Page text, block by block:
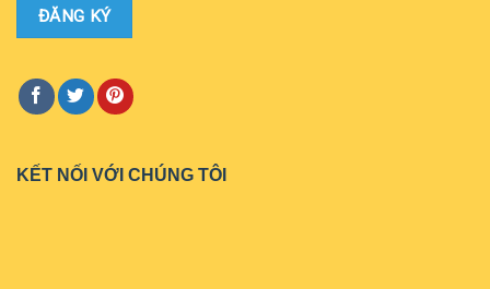
KẾT NỐI VỚI CHÚNG TÔI